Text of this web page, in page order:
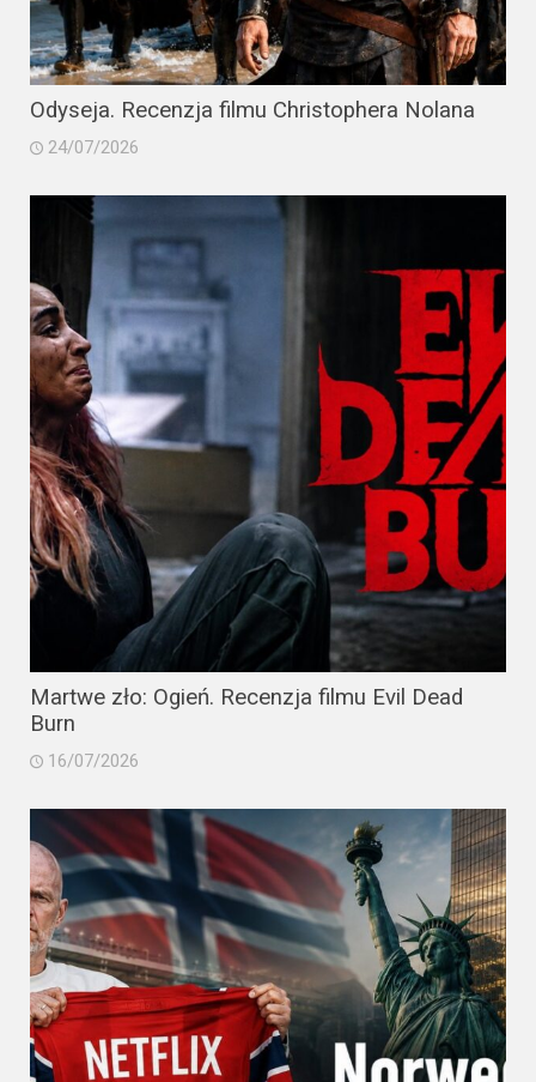
Odyseja. Recenzja filmu Christophera Nolana
24/07/2026
Martwe zło: Ogień. Recenzja filmu Evil Dead
Burn
16/07/2026